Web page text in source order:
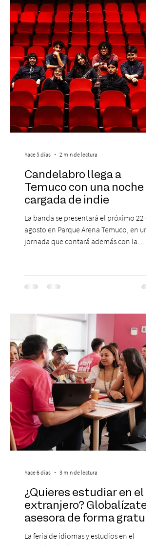
se da inicio a la segunda etapa con una
preventa con 20% descuento para los
clientes del mismo banco y 20% para las
personas que se pre inscribieron y el miérc
Candelabro llega a
Temuco con una noche
cargada de indie
La banda se presentará el próximo 22 de
agosto en Parque Arena Temuco, en una
jornada que contará además con la
agosto, el Parque Arena Temuco será
escenario de una noche dedicada al indie
banda que llegará a la capital de La
Araucanía para ofrecer un show cargado
de energía, guitarras y canciones que han
marcado su breve pero exitosa trayectoria.
La jornad
hace 5 días 2 min de lectura
¿Quieres estudiar en el
extranjero? Globalízate te
asesora de forma gratuita
La feria de idiomas y estudios en el
hace 6 días 3 min de lectura